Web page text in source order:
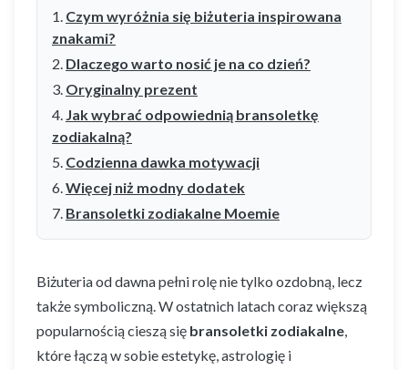
Czym wyróżnia się biżuteria inspirowana
znakami?
Dlaczego warto nosić je na co dzień?
Oryginalny prezent
Jak wybrać odpowiednią bransoletkę
zodiakalną?
Codzienna dawka motywacji
Więcej niż modny dodatek
Bransoletki zodiakalne Moemie
Biżuteria od dawna pełni rolę nie tylko ozdobną, lecz
także symboliczną. W ostatnich latach coraz większą
popularnością cieszą się bransoletki zodiakalne
które łączą w sobie estetykę, astrologię i